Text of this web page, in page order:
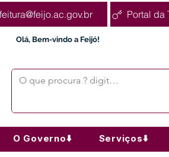
Portal da
Olá, Bem-vindo a Feijó!
O Governo⬇️ Serviços⬇️